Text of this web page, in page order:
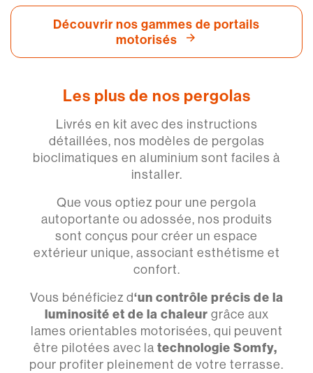
Découvrir nos gammes de portails
motorisés
Les plus de nos pergolas
Livrés en kit avec des instructions
détaillées, nos modèles de pergolas
bioclimatiques en aluminium sont faciles à
installer.
Que vous optiez pour une pergola
autoportante ou adossée, nos produits
sont conçus pour créer un espace
extérieur unique, associant esthétisme et
confort.
Vous bénéficiez d‘un contrôle précis de la
luminosité et de la chaleur grâce aux
lames orientables motorisées, qui peuvent
être pilotées avec la technologie Somfy,
pour profiter pleinement de votre terrasse.